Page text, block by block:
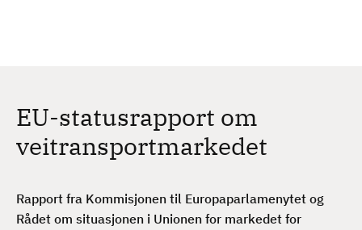
EU-statusrapport om
veitransportmarkedet
Rapport fra Kommisjonen til Europaparlamenytet og
Rådet om situasjonen i Unionen for markedet for